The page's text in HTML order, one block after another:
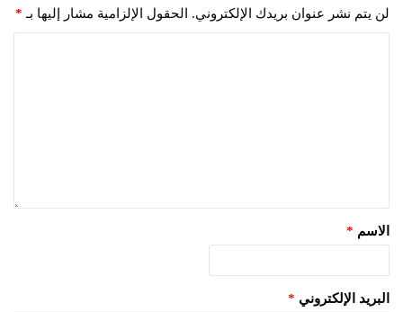
لن يتم نشر عنوان بريدك الإلكتروني. الحقول الإلزامية مشار إليها بـ *
الاسم *
البريد الإلكتروني *